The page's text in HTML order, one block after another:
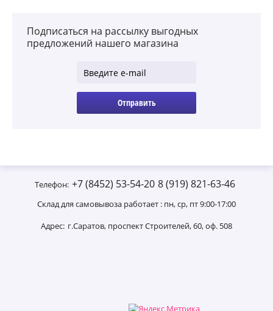
Подписаться на рассылку выгодных
предложений нашего магазина
Отправить
Телефон: +7 (8452) 53-54-20 8 (919) 821-63-46
Склад для самовывоза работает : пн, ср, пт 9:00-17:00
Адрес: г.Саратов, проспект Строителей, 60, оф. 508